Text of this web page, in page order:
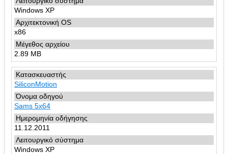
Windows XP
x86
2.89 MB
SiliconMotion
Sams 5x64
11.12.2011
Windows XP